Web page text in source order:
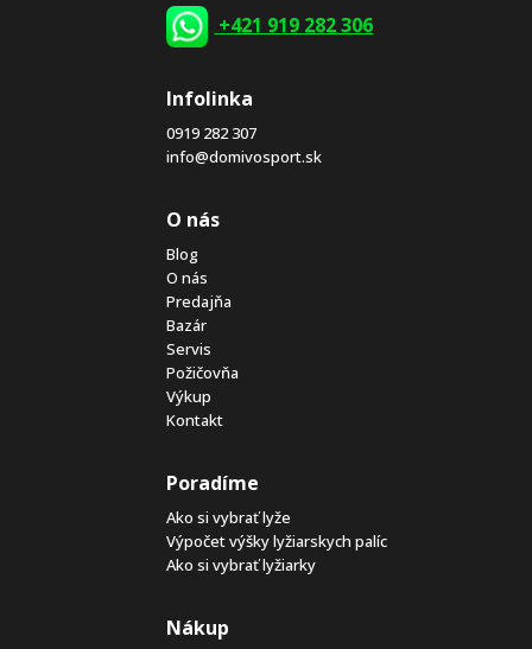
+421 919 282 306
Infolinka
0919 282 307
info@domivosport.sk
O nás
Blog
O nás
Predajňa
Bazár
Servis
Požičovňa
Výkup
Kontakt
Poradíme
Ako si vybrať lyže
Výpočet výšky lyžiarskych palíc
Ako si vybrať lyžiarky
Nákup